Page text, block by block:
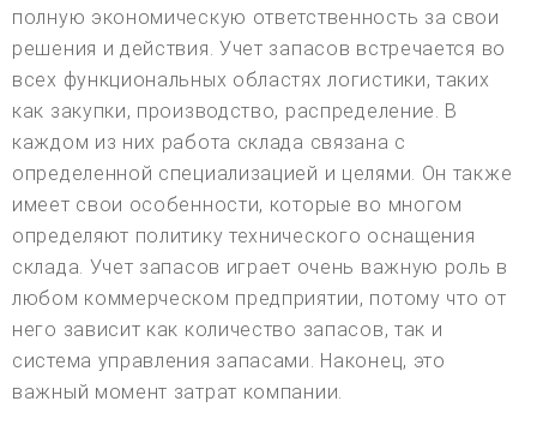
полную экономическую ответственность за свои
решения и действия. Учет запасов встречается во
всех функциональных областях логистики, таких
как закупки, производство, распределение. В
каждом из них работа склада связана с
определенной специализацией и целями. Он также
имеет свои особенности, которые во многом
определяют политику технического оснащения
склада. Учет запасов играет очень важную роль в
любом коммерческом предприятии, потому что от
него зависит как количество запасов, так и
система управления запасами. Наконец, это
важный момент затрат компании.